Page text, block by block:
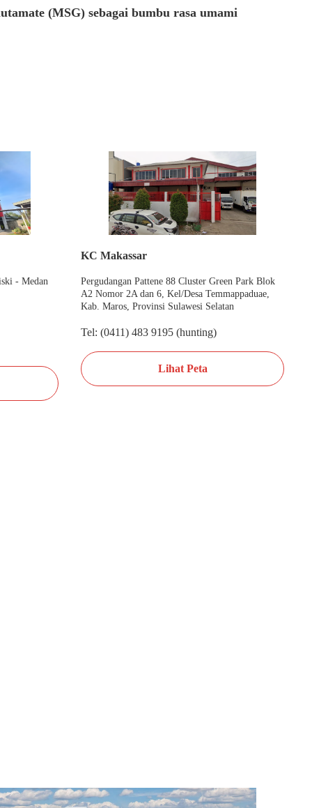
(MSG) sebagai bumbu rasa umami
- Medan
KC Makassar
Pergudangan Pattene 88 Cluster Green Park Blok
A2 Nomor 2A dan 6, Kel/Desa Temmappaduae,
Kab. Maros, Provinsi Sulawesi Selatan
Tel: (0411) 483 9195 (hunting)
Lihat Peta